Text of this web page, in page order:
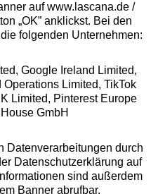
auf www.lascana.de /
„OK” anklickst. Bei den
folgenden Unternehmen:
Google Ireland Limited,
Limited, TikTok
Limited, Pinterest Europe
GmbH
Datenverarbeitungen durch
Datenschutzerklärung auf
sind außerdem
Banner abrufbar.